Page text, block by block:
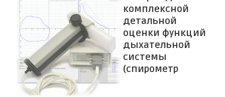
комплексной
детальной
оценки функций
дыхательной
системы
(спирометр